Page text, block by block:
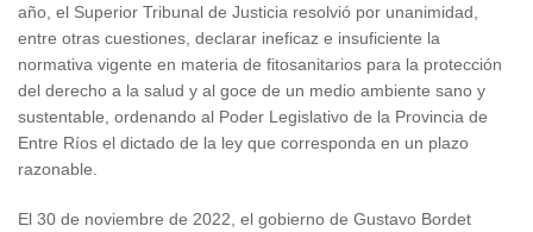
año, el Superior Tribunal de Justicia resolvió por unanimidad,
entre otras cuestiones, declarar ineficaz e insuficiente la
normativa vigente en materia de fitosanitarios para la protección
del derecho a la salud y al goce de un medio ambiente sano y
sustentable, ordenando al Poder Legislativo de la Provincia de
Entre Ríos el dictado de la ley que corresponda en un plazo
razonable.
El 30 de noviembre de 2022, el gobierno de Gustavo Bordet